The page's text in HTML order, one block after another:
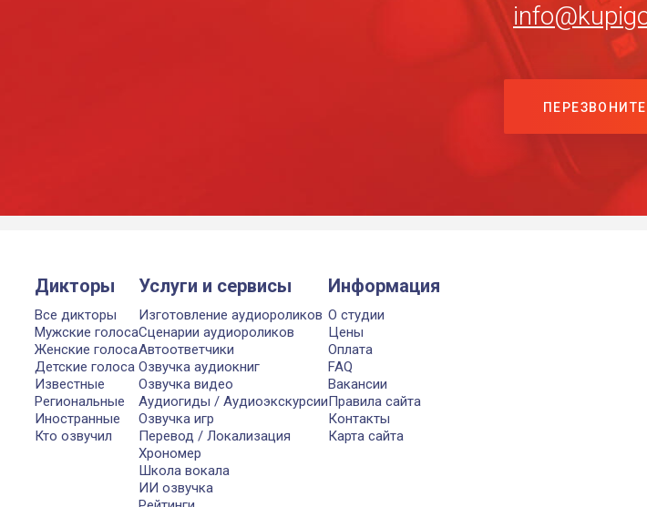
Дикторы
Все дикторы
Мужские голоса
Женские голоса
Детские голоса
Известные
Региональные
Иностранные
Кто озвучил
Услуги и сервисы
Изготовление аудиороликов
Сценарии аудиороликов
Автоответчики
Озвучка аудиокниг
Озвучка видео
Аудиогиды / Аудиоэкскурсии
Озвучка игр
Перевод / Локализация
Хрономер
Школа вокала
ИИ озвучка
Информация
О студии
Цены
Оплата
FAQ
Вакансии
Правила сайта
Контакты
Карта сайта